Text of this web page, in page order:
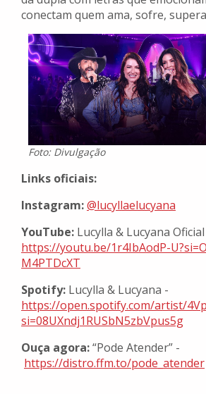
conectam quem ama, sofre,
Foto: Divulgação
Links oficiais:
Instagram:@lucyllaelucyana
YouTube: Lucylla & Lucyana
https://youtu.be/1r4IbAodP-
M4PTDcXT
Spotify: Lucylla & Lucyana -
https://open.spotify.com/artist/
si=08UXndj1RUSbN5zbVpus5g
Ouça agora:“Pode Atender” -
https://distro.ffm.to/pode_atender